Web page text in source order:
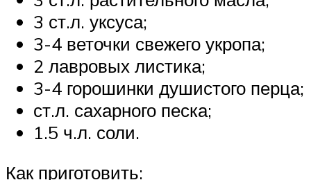
3 ст.л. уксуса;
3-4 веточки свежего укропа;
2 лавровых листика;
3-4 горошинки душистого перца;
ст.л. сахарного песка;
1.5 ч.л. соли.
Как приготовить: